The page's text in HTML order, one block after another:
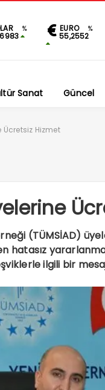
% EURO %
55,2552
Sanat Güncel
Ücretsiz Hizmet
(TÜMSİAD)
hatasız
ilgili bir